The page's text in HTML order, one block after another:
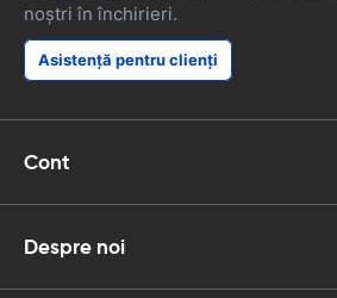
noștri în închirieri.
Asistență pentru clienți
Cont
Despre noi